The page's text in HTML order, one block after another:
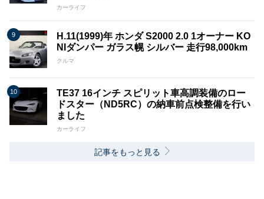
カーライフ
H.11(1999)年 ホンダ S2000 2.0 1オーナー KO
NIダンパー ガラス幌 シルバー 走行98,000km
クルマ
TE37 16インチ スピリット車高調装備のロー
ドスター（ND5RC）の納車前点検整備を行い
ました
カーライフ
記事をもっと見る